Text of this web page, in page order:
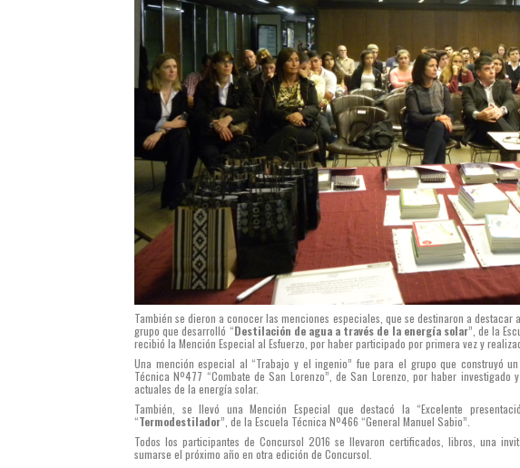
También se dieron a conocer las menciones especiales, que se destinaron a destacar
grupo que desarrolló “Destilación de agua a través de la energía solar”, de la
recibió la Mención Especial al Esfuerzo, por haber participado por primera vez y
Una mención especial al “Trabajo y el ingenio” fue para el grupo que construyó un
Técnica Nº477 “Combate de San Lorenzo”, de San Lorenzo, por haber
actuales de la energía solar.
También, se llevó una Mención Especial que destacó la “Excelente
“Termodestilador”, de la Escuela Técnica Nº466 “General Manuel Sabio”.
Todos los participantes de Concursol 2016 se llevaron certificados, libros, una
sumarse el próximo año en otra edición de Concursol.